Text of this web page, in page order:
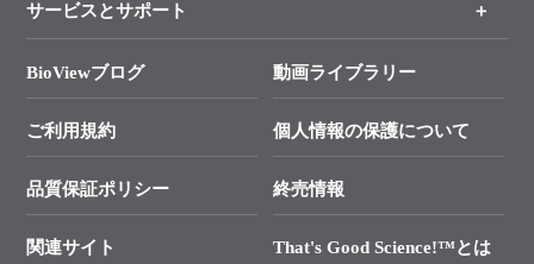
タカラバイオ各種会員募集のお知らせ
終売製品のお知らせ
価格改定のご案内
技術セミナーのご案内
タカラバイオ発表文献
リアルタイムPCR実験のススメ
幹細胞・再生医療研究ガイド
クローニング実験ガイド
SMARTer NGSポータルサイト
プライマー設計
サービスとサポート
総合お問い合わせ
├ 実験コンシェルジュ
├ 受託サービスお問い合わせ
BioViewブログ 動画ライブラリー
ご利用規約 個人情報の保護について
品質保証ポリシー 終売情報
関連サイト That's Good Science!™とは